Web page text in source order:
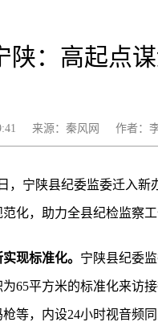
陕：高起点
来源：秦风网 作者：
，宁陕县纪委监委迁入
化，助力全县纪检监察工
现标准化。 宁陕县纪委
65平方米的标准化来访
等，内设24小时视音频